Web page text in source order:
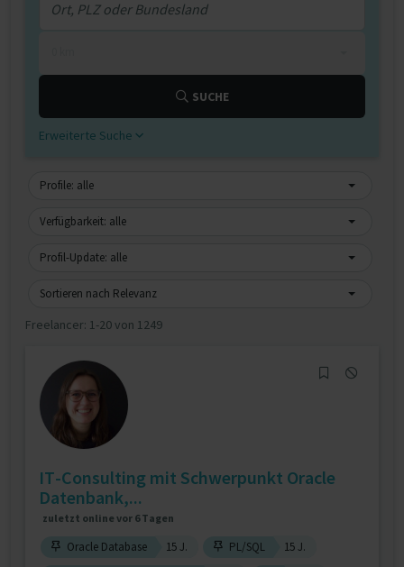
SUCHE
Erweiterte Suche
Profile: alle
Verfügbarkeit: alle
Profil-Update: alle
Sortieren nach Relevanz
Freelancer: 1-20 von 1249
IT-Consulting mit Schwerpunkt Oracle
Datenbank,...
zuletzt online vor 6 Tagen
Oracle Database 15 J. PL/SQL
15 J.